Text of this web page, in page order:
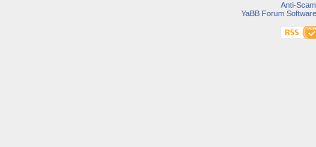
Anti-Scam
YaBB Forum Software